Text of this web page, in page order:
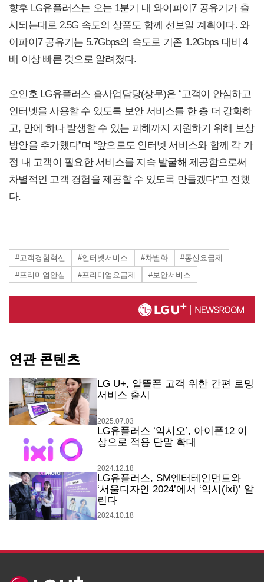
향후 LG유플러스는 오는 1분기 내 와이파이7 공유기가 출
시되는대로 2.5G 속도의 상품도 함께 선보일 계획이다. 와
이파이7 공유기는 5.7Gbps의 속도로 기존 1.2Gbps 대비 4
배 이상 빠른 것으로 알려졌다.
오인호 LG유플러스 홈사업담당(상무)은 “고객이 안심하고
인터넷을 사용할 수 있도록 보안 서비스를 한 층 더 강화하
고, 만에 하나 발생할 수 있는 피해까지 지원하기 위해 보상
방안을 추가했다”며 “앞으로도 인터넷 서비스와 함께 각 가
정 내 고객이 필요한 서비스를 지속 발굴해 제공함으로써
차별적인 고객 경험을 제공할 수 있도록 만들겠다”고 전했
다.
#고객경험혁신 #인터넷서비스 #차별화
#통신요금제
#프리미엄안심
#프리미엄요금제 #보안서비스
연관 콘텐츠
LG U+, 알뜰폰 고객 위한 간편 로밍
서비스 출시
2025.07.03
LG유플러스 ‘익시오’, 아이폰12 이
상으로 적용 단말 확대
2024.12.18
LG유플러스, SM엔터테인먼트와
‘서울디자인 2024’에서 ‘익시(ixi)’ 알
린다
2024.10.18